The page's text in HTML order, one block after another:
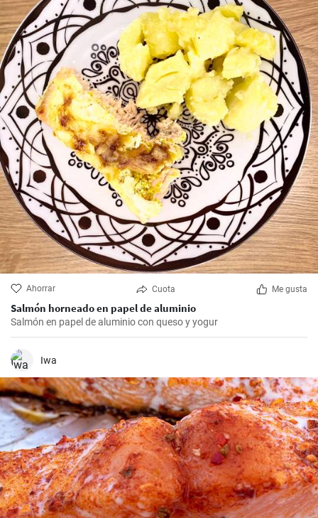
Ahorrar Cuota Me gusta
Salmón horneado en papel de aluminio
Salmón en papel de aluminio con queso y yogur
Iwa